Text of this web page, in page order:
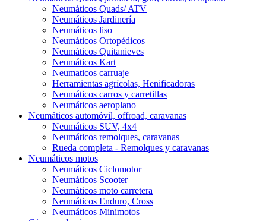
Neumáticos Quads/ ATV
Neumáticos Jardinería
Neumáticos liso
Neumáticos Ortopédicos
Neumáticos Quitanieves
Neumáticos Kart
Neumaticos carruaje
Herramientas agrícolas, Henificadoras
Neumáticos carros y carretillas
Neumáticos aeroplano
Neumáticos automóvil, offroad, caravanas
Neumáticos SUV, 4x4
Neumáticos remolques, caravanas
Rueda completa - Remolques y caravanas
Neumáticos motos
Neumáticos Ciclomotor
Neumáticos Scooter
Neumáticos moto carretera
Neumáticos Enduro, Cross
Neumáticos Minimotos